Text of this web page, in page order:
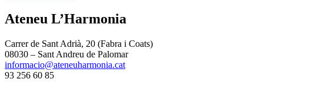
Ateneu L’Harmonia
Carrer de Sant Adrià, 20 (Fabra i Coats)
08030 – Sant Andreu de Palomar
informacio@ateneuharmonia.cat
93 256 60 85